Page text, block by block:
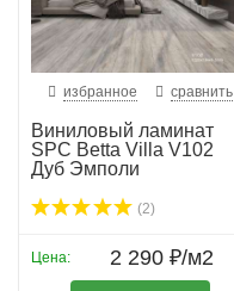
избранное сравнить
Виниловый ламинат
SPC Betta Villa V102
Дуб Эмполи
(2)
Цена: 2 290 ₽/м2